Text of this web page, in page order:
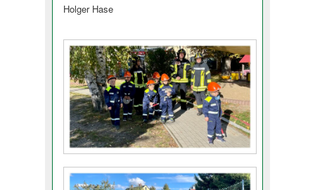
Holger Hase